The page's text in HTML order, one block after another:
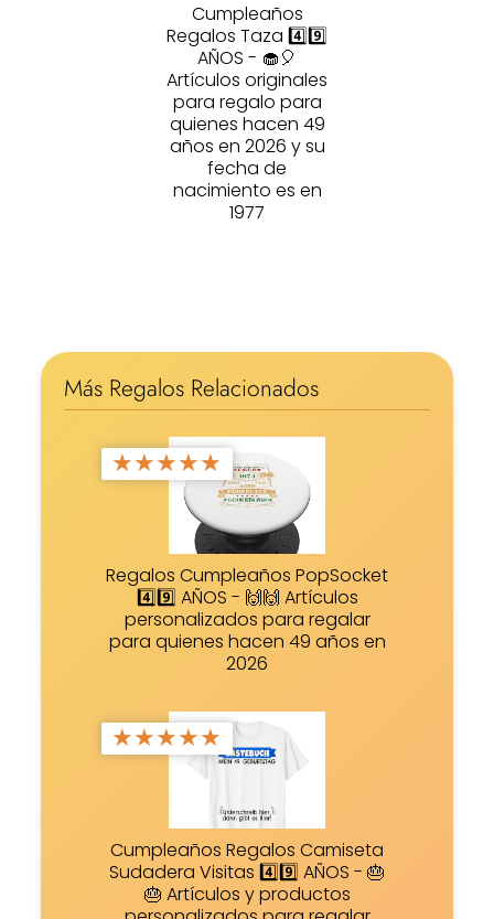
Cumpleaños
Regalos Taza 4️⃣9️⃣
AÑOS - 🧁🎈
Artículos originales
para regalo para
quienes hacen 49
años en 2026 y su
fecha de
nacimiento es en
1977
Más Regalos Relacionados
★★★★★
Regalos Cumpleaños PopSocket
4️⃣9️⃣ AÑOS - 🙌🙌 Artículos
personalizados para regalar
para quienes hacen 49 años en
2026
★★★★★
Cumpleaños Regalos Camiseta
Sudadera Visitas 4️⃣9️⃣ AÑOS - 🎂
🎂 Artículos y productos